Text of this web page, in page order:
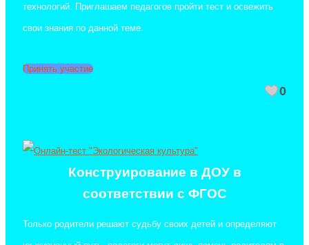
технологий. Приглашаем педагогов пройти тест и освежить
свои знания по данной теме.
Принять участие
0
Конструирование в ДОУ в
соответствии с ФГОС
Только родители решают судьбу своих детей и определяют